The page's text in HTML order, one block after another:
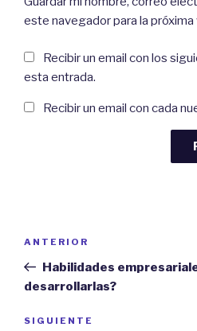
este navegador para la
Recibir un email con los
esta entrada.
Recibir un email con cada
entradas
Previous
Post
ANTERIOR
Habilidades
desarrollarlas?
Next
SIGUIENTE